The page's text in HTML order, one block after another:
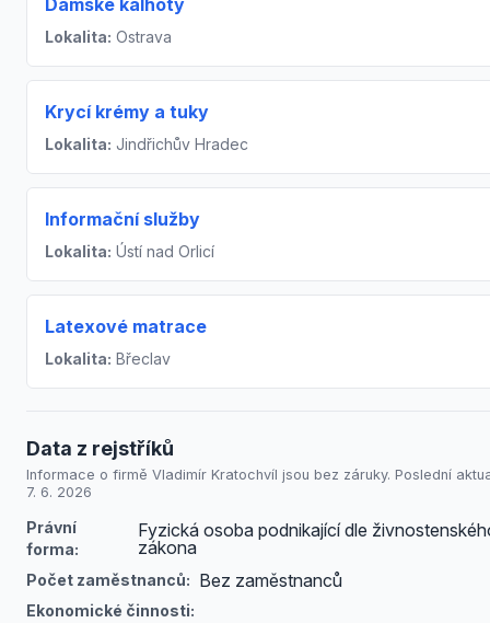
Dámské kalhoty
Lokalita: Ostrava
Krycí krémy a tuky
Lokalita: Jindřichův Hradec
Informační služby
Lokalita: Ústí nad Orlicí
Latexové matrace
Lokalita: Břeclav
Data z rejstříků
Informace o firmě Vladimír Kratochvíl jsou bez záruky. Poslední
7. 6. 2026
Právní
forma:
Fyzická osoba podnikající dle
zákona
Počet zaměstnanců: Bez zaměstnanců
Ekonomické činnosti: